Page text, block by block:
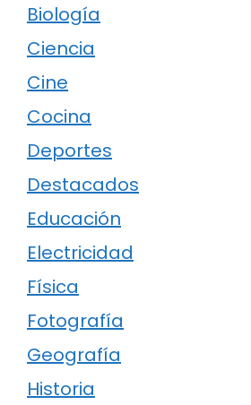
Biología
Ciencia
Cine
Cocina
Deportes
Destacados
Educación
Electricidad
Física
Fotografía
Geografía
Historia